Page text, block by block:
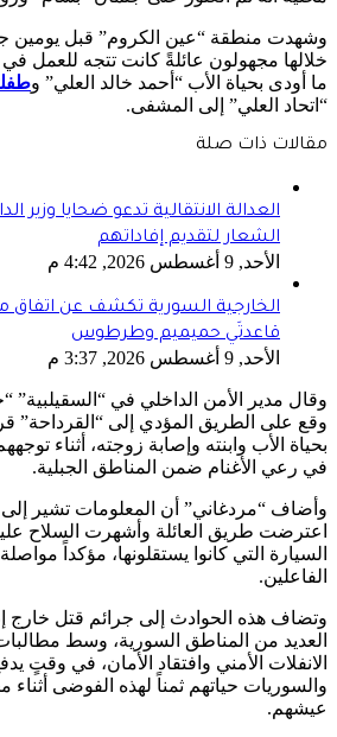
وشهدت منطقة “عين الكروم” قبل يومين
خلالها مجهولون عائلةً كانت تتجه للعمل في
ما أودى بحياة الأب “أحمد خالد العلي” و
“اتحاد العلي” إلى المشفى.
مقالات ذات صلة
العدالة الانتقالية تدعو ضحايا وزير
الشعار لتقديم إفاداتهم
الأحد, 9 أغسطس 2026, 4:42 م
الخارجية السورية تكشف عن
قاعدتَي حميميم وطرطوس
الأحد, 9 أغسطس 2026, 3:37 م
وقال مدير الأمن الداخلي في “السقيلبية”
وقع على الطريق المؤدي إلى “القرداحة”
بحياة الأب وابنته وإصابة زوجته، أثناء
في رعي الأغنام ضمن المناطق الجبلية.
وأضاف “مردغاني” أن المعلومات تشير
اعترضت طريق العائلة وأشهرت السلاح
السيارة التي كانوا يستقلونها، مؤكداً
الفاعلين.
وتضاف هذه الحوادث إلى جرائم قتل خارج
العديد من المناطق السورية، وسط
الانفلات الأمني وافتقاد الأمان، في وقتٍ
والسوريات حياتهم ثمناً لهذه الفوضى أثناء
عيشهم.